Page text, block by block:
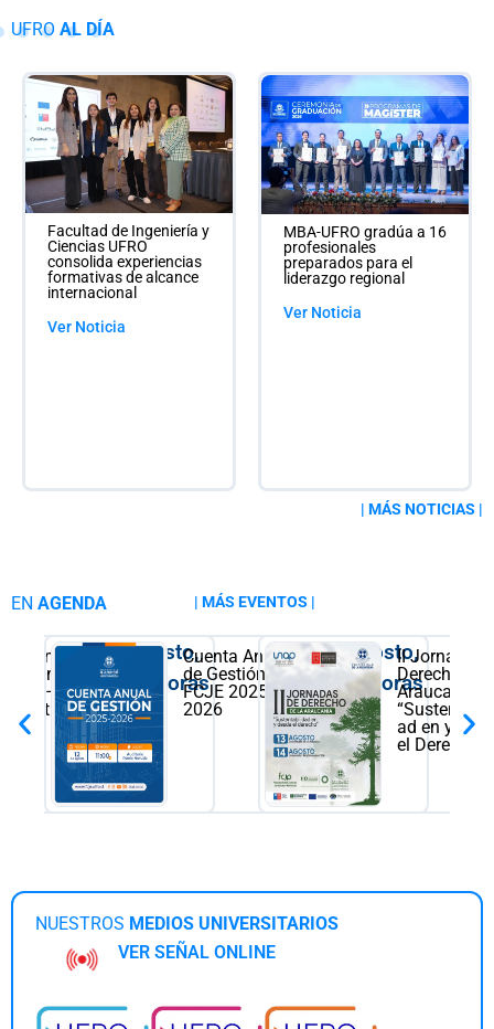
UFRO AL DÍA
MBA-UFRO gradúa a 16
profesionales
preparados para el
liderazgo regional
Unidad de Promoción y
Prevención en Salud
Mental Estudiantil de la
Facultad de Medicina
centros de estudiantes
| MÁS NOTICIAS |
EN AGENDA | MÁS EVENTOS |
–
Fayt
6 Agosto,
09:00 horas
Cuenta Anual
de Gestión
FCJE 2025-
2026
12 Agosto,
11:00 horas
II Jornadas
Derecho de
Araucanía.
ad en y
el Derecho”
NUESTROS MEDIOS UNIVERSITARIOS
VER SEÑAL ONLINE